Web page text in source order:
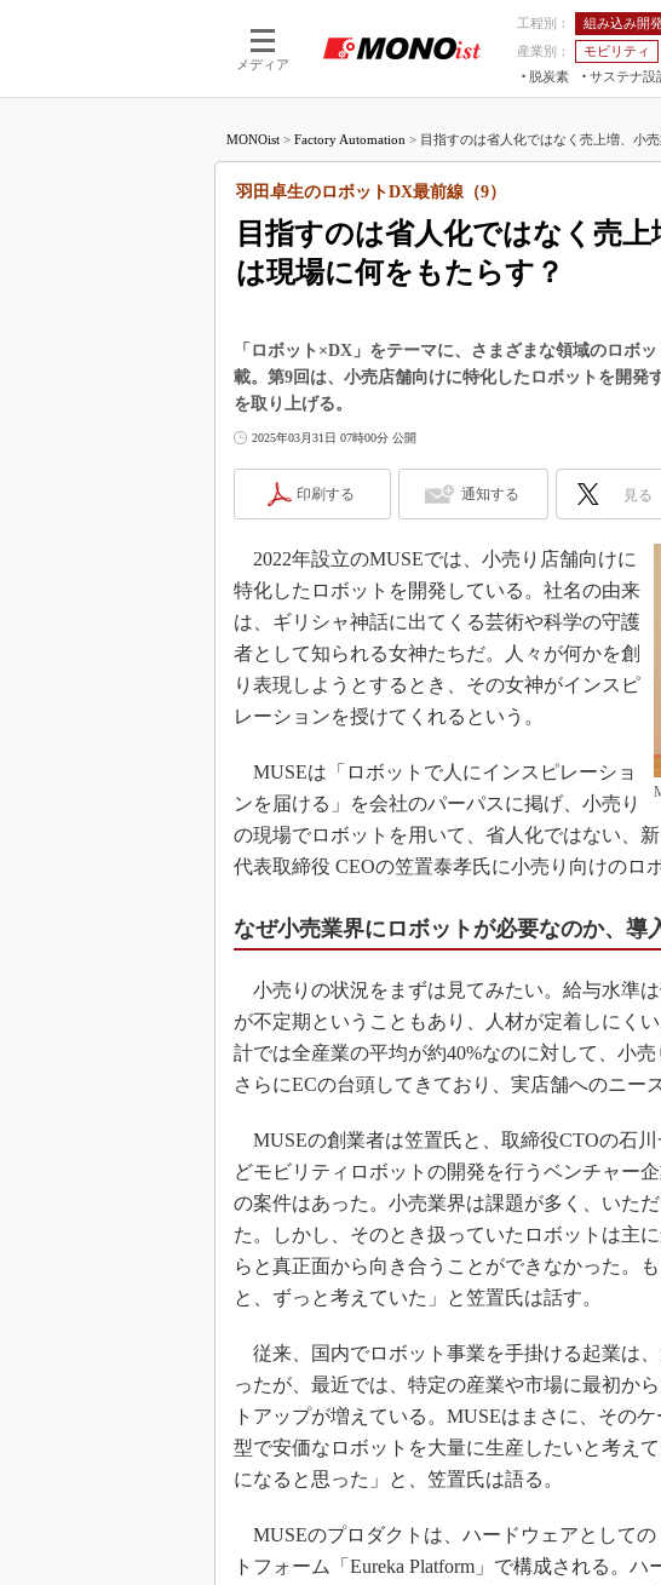
メディア
工程別： 組み込み開
産業別：
モビリティ
脱炭素
サステナ設
つながる工場
つながるサービス
AI×設備保全
MONOist > Factory Automation > 目指すのは省人化ではなく売上増、小売
目指すのは省人化ではなく売
は現場に何をもたらす？
羽田卓生のロボットDX最前線（9）
「ロボット×DX」をテーマに、さまざまな領域のロボ
載。第9回は、小売店舗向けに特化したロボットを開発
を取り上げる。
2025年03月31日 07時00分 公開
印刷する 通知する 見る
2022年設立のMUSEでは、小売り店舗向けに
特化したロボットを開発している。社名の由来
は、ギリシャ神話に出てくる芸術や科学の守護
者として知られる女神たちだ。人々が何かを創
り表現しようとするとき、その女神がインスピ
レーションを授けてくれるという。
MUSEは「ロボットで人にインスピレーショ
ンを届ける」を会社のパーパスに掲げ、小売り
の現場でロボットを用いて、省人化ではない、
代表取締役 CEOの笠置泰孝氏に小売り向けのロ
なぜ小売業界にロボットが必要なのか、導
小売りの状況をまずは見てみたい。給与水準
が不定期ということもあり、人材が定着しにく
計では全産業の平均が約40%なのに対して、小
さらにECの台頭してきており、実店舗へのニー
MUSEの創業者は笠置氏と、取締役CTOの石
どモビリティロボットの開発を行うベンチャー
の案件はあった。小売業界は課題が多く、いた
た。しかし、そのとき扱っていたロボットは主
らと真正面から向き合うことができなかった。
と、ずっと考えていた」と笠置氏は話す。
従来、国内でロボット事業を手掛ける起業は
ったが、最近では、特定の産業や市場に最初か
トアップが増えている。MUSEはまさに、その
型で安価なロボットを大量に生産したいと考え
になると思った」と、笠置氏は語る。
MUSEのプロダクトは、ハードウェアとしての
トフォーム「Eureka Platform」で構成される。